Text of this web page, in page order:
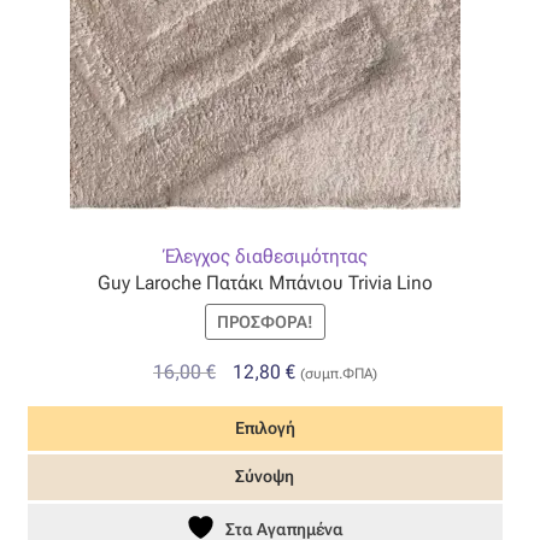
σελίδα
προϊόντος
Έλεγχος διαθεσιμότητας
Guy Laroche Πατάκι Μπάνιου Trivia Lino
ΠΡΟΣΦΟΡΆ!
16,00€
Original
price
was:
16,00 €.
12,80 €Η
τρέχουσα
τιμή
είναι:
(συμπ.ΦΠΑ)
Επιλογή
το
Σύνοψη
Στα Αγαπημένα